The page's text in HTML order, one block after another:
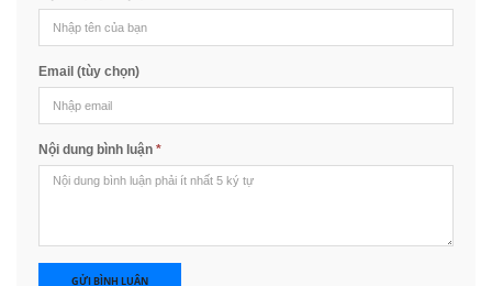
Email (tùy chọn)
Nội dung bình luận *
GỬI BÌNH LUẬN